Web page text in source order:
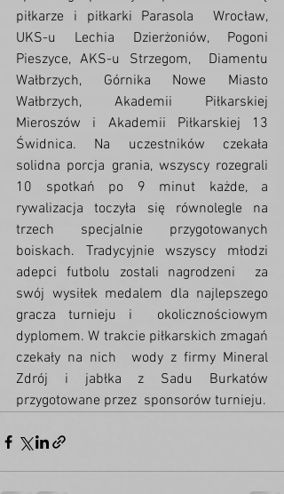
piłkarze i piłkarki Parasola  Wrocław,
UKS-u Lechia Dzierżoniów, Pogoni
Pieszyce, AKS-u Strzegom,  Diamentu
Wałbrzych, Górnika Nowe Miasto
Wałbrzych, Akademii Piłkarskiej
Mieroszów i Akademii Piłkarskiej 13
Świdnica. Na uczestników czekała
solidna porcja grania, wszyscy rozegrali
10 spotkań po 9 minut każde, a
rywalizacja toczyła się równolegle na
trzech specjalnie przygotowanych
boiskach. Tradycyjnie wszyscy młodzi
adepci futbolu zostali nagrodzeni  za
swój wysiłek medalem dla najlepszego
gracza turnieju i  okolicznościowym
dyplomem. W trakcie piłkarskich zmagań
czekały na nich  wody z firmy Mineral
Zdrój i jabłka z Sadu Burkatów
przygotowane przez  sponsorów turnieju.